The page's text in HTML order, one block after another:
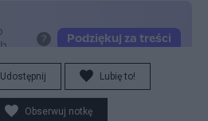
Udostępnij Lubię to!
Obserwuj notkę